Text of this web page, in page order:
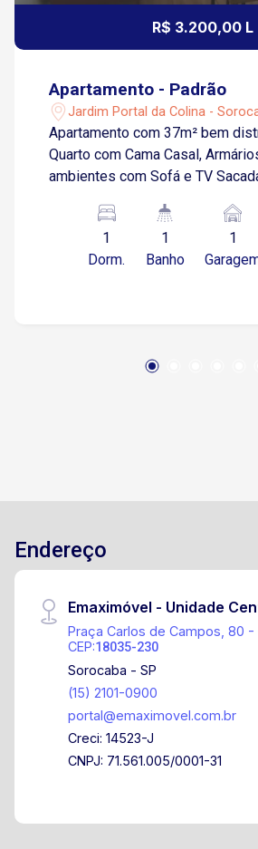
R$ 3.200,00 L
Apartamento - Padrão
Jardim Portal da Colina -
Apartamento com 37m² bem
Quarto com Cama Casal,
ambientes com Sofá e TV
Banheiro Social Com Gabinete 1
Garagem coberta Localização A poucos metros
da Avenida Antonio Carlos
para quem quer morar bem em
1
Dorm.
1
Banho
1
Endereço
Emaximóvel - Unidade
Praça Carlos de Campos, 80 -
CEP:18035-230
Sorocaba - SP
(15) 2101-0900
portal@emaximovel.com.br
Creci: 14523-J
CNPJ: 71.561.005/0001-31